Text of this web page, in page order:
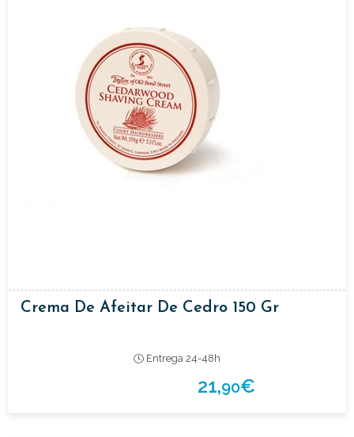
Crema De Afeitar De Cedro 150 Gr
Entrega 24-48h
21,90€